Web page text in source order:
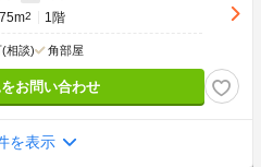
2 1階
相談) 角部屋
お問い合わせ
を表示